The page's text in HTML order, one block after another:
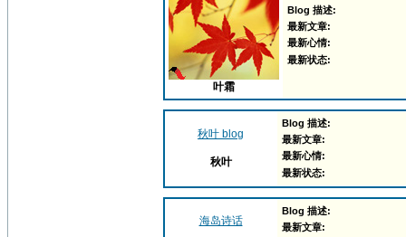
叶霜
Blog 描述:
最新文章:
最新心情:
最新状态:
秋叶 blog
秋叶
Blog 描述:
最新文章:
最新心情:
最新状态:
海岛诗话
Blog 描述:
最新文章: